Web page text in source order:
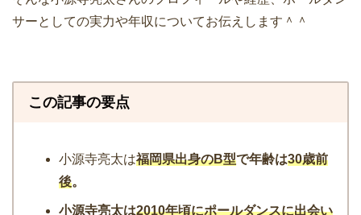
サーとしての実力や年収についてお伝えします＾＾
この記事の要点
小源寺亮太は福岡県出身のB型で年齢は30歳前
後。
小源寺亮太は2010年頃にポールダンスに出会い